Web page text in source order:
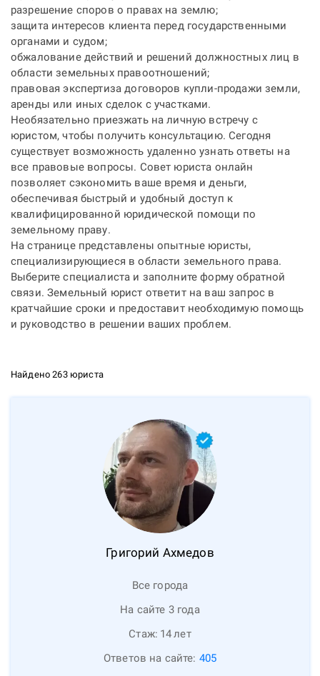
разрешение споров о правах на землю;
защита интересов клиента перед государственными
органами и судом;
обжалование действий и решений должностных лиц в
области земельных правоотношений;
правовая экспертиза договоров купли-продажи земли,
аренды или иных сделок с участками.
Необязательно приезжать на личную встречу с
юристом, чтобы получить консультацию. Сегодня
существует возможность удаленно узнать ответы на
все правовые вопросы. Совет юриста онлайн
позволяет сэкономить ваше время и деньги,
обеспечивая быстрый и удобный доступ к
квалифицированной юридической помощи по
земельному праву.
На странице представлены опытные юристы,
специализирующиеся в области земельного права.
Выберите специалиста и заполните форму обратной
связи. Земельный юрист ответит на ваш запрос в
кратчайшие сроки и предоставит необходимую помощь
и руководство в решении ваших проблем.
Найдено 263 юриста
Григорий Ахмедов
Все города
На сайте 3 года
Стаж: 14лет
Ответов на сайте: 405